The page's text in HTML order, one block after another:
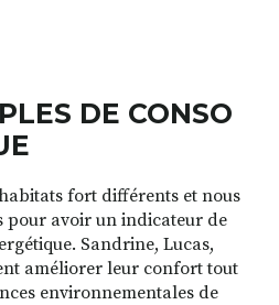
DE CONSO
fort différents et nous
pour avoir un indicateur de
Sandrine, Lucas,
améliorer leur confort tout
environnementales de